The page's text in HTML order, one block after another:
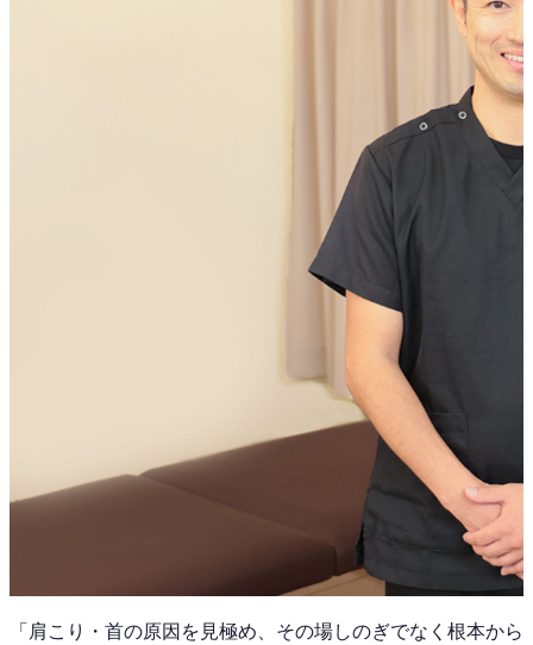
「 肩こり・首の原因を見極め、その場しのぎでなく根本から